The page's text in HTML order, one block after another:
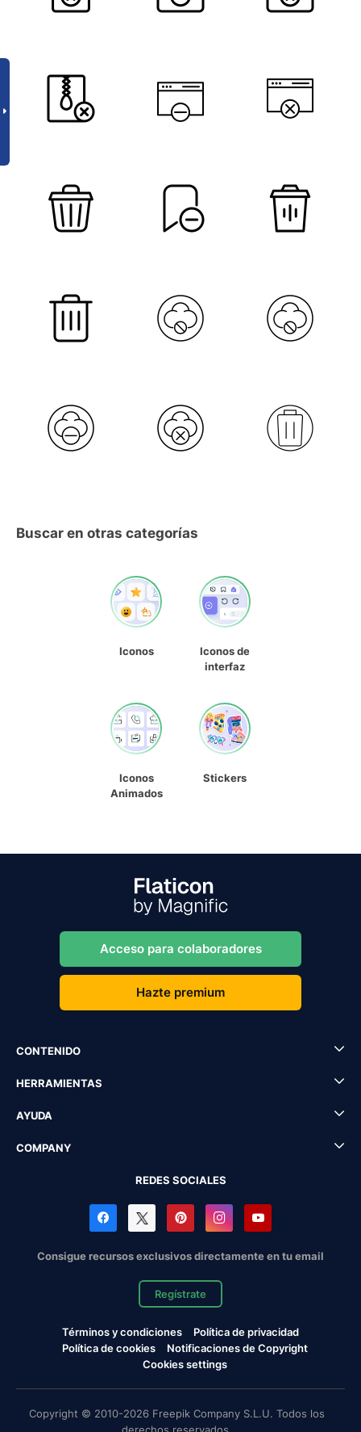
Buscar en otras categorías
Iconos
Iconos de
interfaz
Iconos
Animados
Stickers
Acceso para colaboradores
Hazte premium
CONTENIDO
HERRAMIENTAS
AYUDA
COMPANY
REDES SOCIALES
Consigue recursos exclusivos directamente en tu email
Regístrate
Términos y condiciones
Política de privacidad
Política de cookies
Notificaciones de Copyright
Cookies settings
Copyright © 2010-2026 Freepik Company S.L.U. Todos los